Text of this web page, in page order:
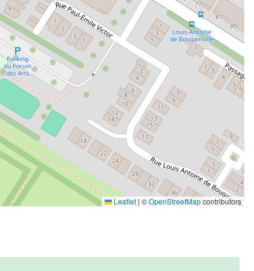
Leaflet | ©OpenStreetMapcontributors